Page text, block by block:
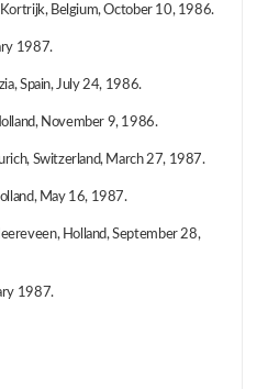
Belgium, October 10, 1986.
1987.
Spain, July 24, 1986.
November 9, 1986.
Switzerland, March 27, 1987.
May 16, 1987.
Holland, September 28,
1987.